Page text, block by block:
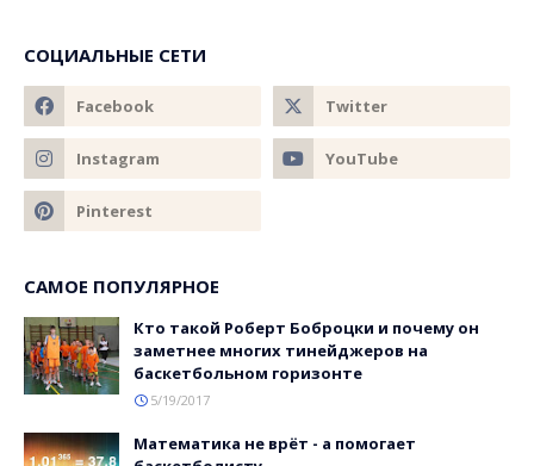
СОЦИАЛЬНЫЕ СЕТИ
САМОЕ ПОПУЛЯРНОЕ
Кто такой Роберт Боброцки и почему он
заметнее многих тинейджеров на
баскетбольном горизонте
5/19/2017
Математика не врёт - а помогает